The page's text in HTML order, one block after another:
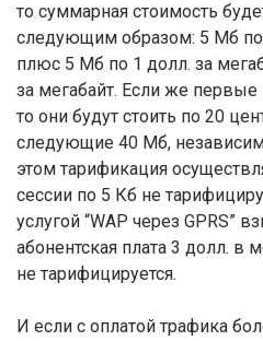
то суммарная стоимость
следующим образом: 5 Мб по
плюс 5 Мб по 1 долл. за
за мегабайт. Если же
то они будут стоить по 20
следующие 40 Mб,
этом тарификация
сессии по 5 Кб не
услугой “WAP через GPRS”
абонентская плата 3 долл. в
не тарифицируется.
И если с оплатой трафика